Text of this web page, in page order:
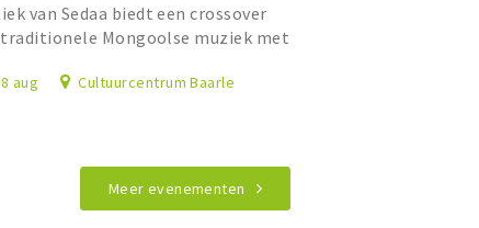
van Sedaa biedt een crossover
Mongoolse muziek met
aug Cultuurcentrum Baarle
Meer evenementen